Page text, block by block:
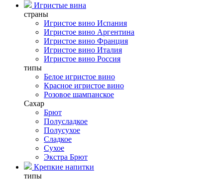
Игристые вина
страны
Игристое вино Испания
Игристое вино Аргентина
Игристое вино Франция
Игристое вино Италия
Игристое вино Россия
типы
Белое игристое вино
Красное игристое вино
Розовое шампанское
Сахар
Брют
Полусладкое
Полусухое
Сладкое
Сухое
Экстра Брют
Крепкие напитки
типы